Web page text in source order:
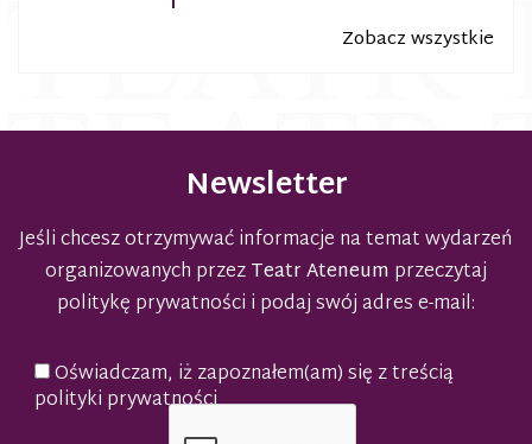
Zobacz wszystkie
Newsletter
Jeśli chcesz otrzymywać informacje na temat wydarzeń
organizowanych przezTeatr Ateneum przeczytaj
politykę prywatności i podaj swój adres e-mail:
Oświadczam, iż zapoznałem(am) się z treścią
polityki prywatności